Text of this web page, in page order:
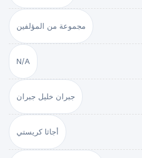
مجموعة من المؤلفين
N/A
جبران خليل جبران
أجاثا كريستي